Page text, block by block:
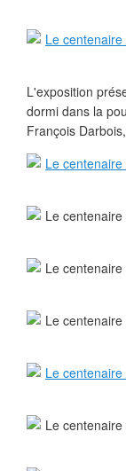
L'exposition
dormi dans la
François